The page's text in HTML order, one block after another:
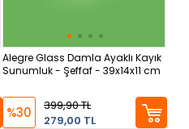
Alegre Glass Damla Ayaklı Kayık
Sunumluk - Şeffaf - 39x14x11 cm
%30
399,90 TL
279,00 TL